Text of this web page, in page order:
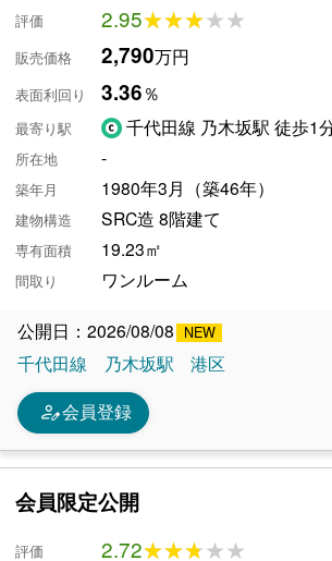
評価 2.95★★★★★
★★★★★
販売価格 2,790万円
表面利回り 3.36％
最寄り駅 千代田線 乃木坂駅 徒歩1
所在地 -
築年月 1980年3月（築46年）
建物構造 SRC造 8階建て
専有面積 19.23㎡
間取り ワンルーム
公開日：2026/08/08
千代田線
乃木坂駅 港区
person_edit会員登録
会員限定公開
評価 2.72★★★★★
★★★★★